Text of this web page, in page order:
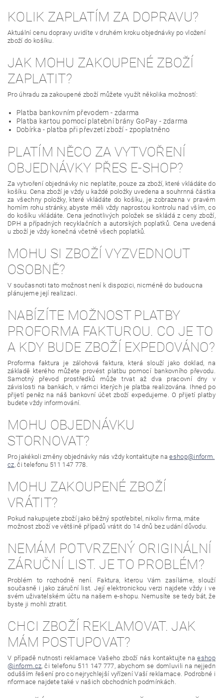
KOLIK ZAPLATÍM ZA DOPRAVU?
Aktuální cenu dopravy uvidíte v druhém kroku objednávky po vložení
zboží do košíku.
JAK MOHU ZAKOUPENÉ ZBOŽÍ
ZAPLATIT?
Pro úhradu za zakoupené zboží můžete využít několika možností:
Platba bankovním převodem - zdarma
Platba kartou pomocí platební brány GoPay - zdarma
Dobírka - platba při převzetí zboží - zpoplatněno
PLATÍM NĚCO ZA VYTVOŘENÍ
OBJEDNÁVKY PŘES E-SHOP?
Za vytvoření objednávky nic neplatíte, pouze za zboží, které vkládáte do
košíku. Cena zboží je vždy u každé položky uvedena a souhrnná částka
za všechny položky, které vkládáte do košíku, je zobrazena v pravém
horním rohu stránky, abyste měli vždy naprostou kontrolu nad vším, co
do košíku vkládáte. Cena jednotlivých položek se skládá z ceny zboží,
DPH a případných recyklačních a autorských poplatků. Cena uvedená
u zboží je vždy konečná včetně všech poplatků.
MOHU SI ZBOŽÍ VYZVEDNOUT
OSOBNĚ?
V současnoti tato možnost není k dispozici, nicméně do budoucna
plánujeme její realizaci.
NABÍZÍTE MOŽNOST PLATBY
PROFORMA FAKTUROU. CO JE TO
A KDY BUDE ZBOŽÍ EXPEDOVÁNO?
Proforma faktura je zálohová faktura, která slouží jako doklad, na
základě kterého můžete provést platbu pomocí bankovního převodu.
Samotný převod prostředků může trvat až dva pracovní dny v
závislosti na bankách, v rámci kterých je platba realizována. Ihned po
přijetí peněz na náš bankovní účet zboží expedujeme. O přijetí platby
budete vždy informování.
MOHU OBJEDNÁVKU
STORNOVAT?
Pro jakékoli změny objednávky nás vždy kontaktujte naeshop@inform.
cz, či telefonu 511 147 778.
MOHU ZAKOUPENÉ ZBOŽÍ
VRÁTIT?
Pokud nakupujete zboží jako běžný spotřebitel, nikoliv firma, máte
možnost zboží ve většině případů vrátit do 14 dnů bez udání důvodu.
NEMÁM POTVRZENÝ ORIGINÁLNÍ
ZÁRUČNÍ LIST. JE TO PROBLÉM?
Problém to rozhodně není. Faktura, kterou Vám zasíláme, slouží
současně i jako záruční list. Její elektronickou verzi najdete vždy i ve
svém uživatelském účtu na našem e-shopu. Nemusíte se tedy bát, že
byste ji mohli ztratit.
CHCI ZBOŽÍ REKLAMOVAT. JAK
MÁM POSTUPOVAT?
V případě nutnosti reklamace Vašeho zboží nás kontaktujte naeshop
@inform.cz, či telefonu 511 147 777, abychom se domluvili na nejjedn
odušším řešení pro co nejrychlejší vyřízení Vaší reklamace. Podrobné i
nformace najdete také v našich obchodních podmínkách.